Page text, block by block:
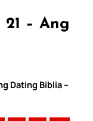
– Ang
Dating Biblia –